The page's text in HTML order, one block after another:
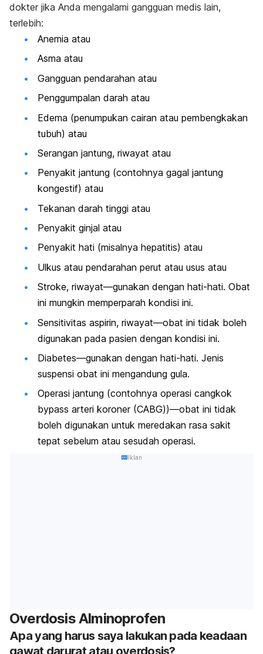
dokter jika Anda mengalami gangguan medis lain,
terlebih:
Anemia atau
Asma atau
Gangguan pendarahan atau
Penggumpalan darah atau
Edema (penumpukan cairan atau pembengkakan
tubuh) atau
Serangan jantung, riwayat atau
Penyakit jantung (contohnya gagal jantung
kongestif) atau
Tekanan darah tinggi atau
Penyakit ginjal atau
Penyakit hati (misalnya hepatitis) atau
Ulkus atau pendarahan perut atau usus atau
Stroke, riwayat—gunakan dengan hati-hati. Obat
ini mungkin memperparah kondisi ini.
Sensitivitas aspirin, riwayat—obat ini tidak boleh
digunakan pada pasien dengan kondisi ini.
Diabetes—gunakan dengan hati-hati. Jenis
suspensi obat ini mengandung gula.
Operasi jantung (contohnya operasi cangkok
bypass arteri koroner (CABG))—obat ini tidak
boleh digunakan untuk meredakan rasa sakit
tepat sebelum atau sesudah operasi.
Iklan
Overdosis Alminoprofen
Apa yang harus saya lakukan pada keadaan